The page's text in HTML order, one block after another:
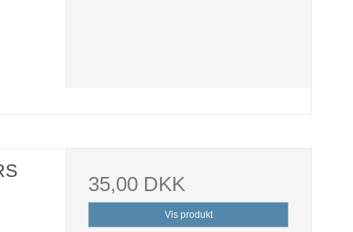
35,00 DKK
Vis produkt